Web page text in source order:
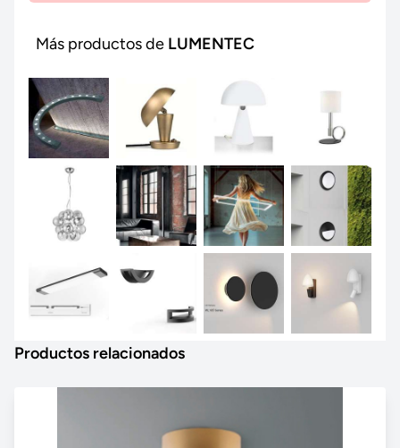
Más productos de LUMENTEC
Productos relacionados